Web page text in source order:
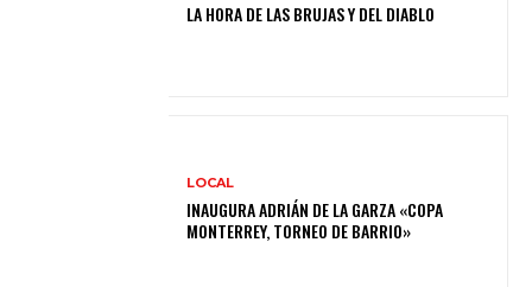
LA HORA DE LAS BRUJAS Y DEL DIABLO
LOCAL
INAUGURA ADRIÁN DE LA GARZA «COPA
MONTERREY, TORNEO DE BARRIO»